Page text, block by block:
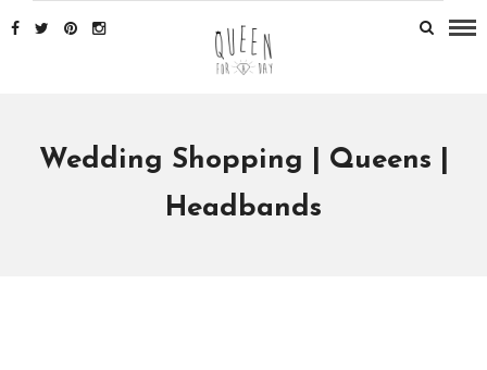
Wedding Shopping | Queens |
Headbands